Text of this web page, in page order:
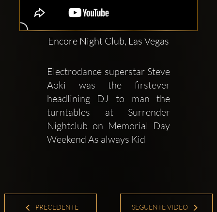
Encore Night Club, Las Vegas
Electrodance superstar Steve
Aoki was the firstever
headlining DJ to man the
turntables at Surrender
Nightclub on Memorial Day
Weekend As always Kid
PRECEDENTE
SEGUENTE VIDEO